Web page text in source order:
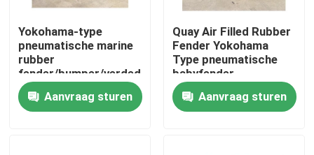
Nieuws
Gevallen
Yokohama-type
pneumatische marine
rubber
fender/bumper/verdediging
met ketting en
bandennet
Aanvraag sturen
Quay Air Filled Rubber
Fender Yokohama
Type pneumatische
babyfender
Aanvraag sturen